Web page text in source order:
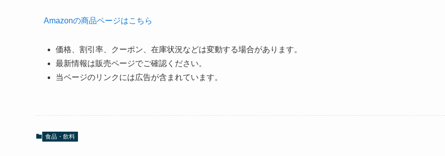
Amazonの商品ページはこちら
価格、割引率、クーポン、在庫状況などは変動する場合があります。
最新情報は販売ページでご確認ください。
当ページのリンクには広告が含まれています。
食品・飲料